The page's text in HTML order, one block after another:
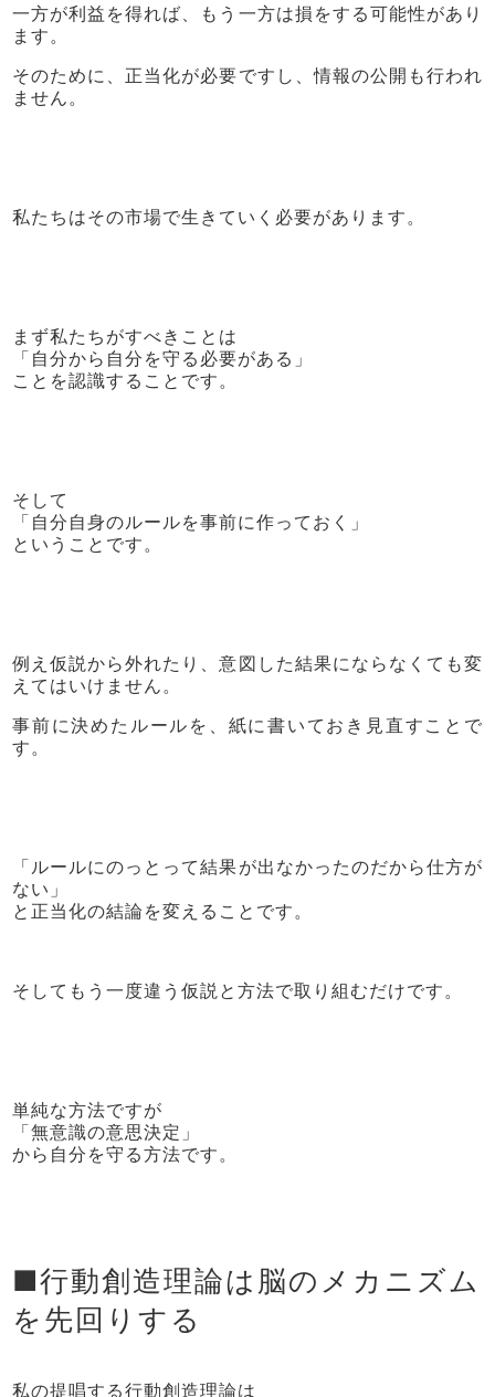
一方が利益を得れば、もう一方は損をする可能性があり
ます。
そのために、正当化が必要ですし、情報の公開も行われ
ません。
私たちはその市場で生きていく必要があります。
まず私たちがすべきことは
「自分から自分を守る必要がある」
ことを認識することです。
そして
「自分自身のルールを事前に作っておく」
ということです。
例え仮説から外れたり、意図した結果にならなくても変
えてはいけません。
事前に決めたルールを、紙に書いておき見直すことで
す。
「ルールにのっとって結果が出なかったのだから仕方が
ない」
と正当化の結論を変えることです。
そしてもう一度違う仮説と方法で取り組むだけです。
単純な方法ですが
「無意識の意思決定」
から自分を守る方法です。
■行動創造理論は脳のメカニズム
を先回りする
私の提唱する行動創造理論は